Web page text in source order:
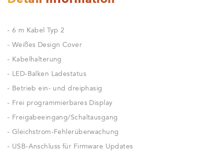
- 6 m Kabel Typ 2
- Weißes Design Cover
- Kabelhalterung
- LED-Balken Ladestatus
- Betrieb ein- und dreiphasig
- Frei programmierbares Display
- Freigabeeingang/Schaltausgang
- Gleichstrom-Fehlerüberwachung
- USB-Anschluss für Firmware Updates